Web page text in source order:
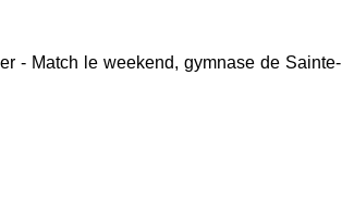
- Match le weekend, gymnase de Sainte-